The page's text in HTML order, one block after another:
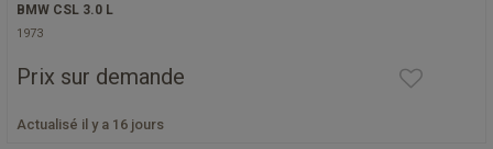
BMW CSL 3.0 L
1973
Prix sur demande
Actualisé il y a 16 jours